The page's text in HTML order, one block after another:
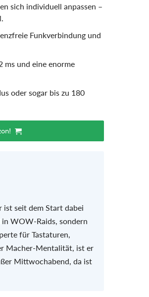
sich individuell anpassen –
Funkverbindung und
ms und eine enorme
oder sogar bis zu 180
ist seit dem Start dabei
WOW-Raids, sondern
für Tastaturen,
Macher-Mentalität, ist er
Mittwochabend, da ist